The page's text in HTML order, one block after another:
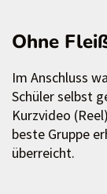
Ohne
Im Anschluss
Schüler selbst
Kurzvideo
beste Gruppe
überreicht.